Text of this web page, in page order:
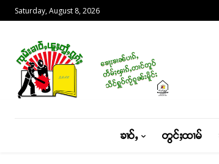
Saturday, August 8, 2026
ၶၢဝ်ႇ တွင်ႈထၢမ်